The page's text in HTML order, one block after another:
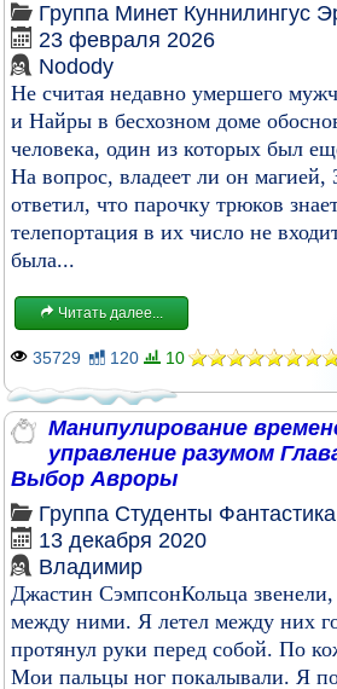
Группа Минет Куннилингус
23 февраля 2026
Nodody
Не считая недавно умершего
и Найры в бесхозном доме
человека, один из которых был
На вопрос, владеет ли он магией,
ответил, что парочку трюков
телепортация в их число не
была...
Читать далее...
35729 120 10
Манипулирование
управление разумом
Выбор Авроры
Группа Студенты Фантастика
13 декабря 2020
Bладимир
Джастин СэмпсонКольца звенели,
между ними. Я летел между них
протянул руки перед собой. По
Мои пальцы ног покалывали. Я